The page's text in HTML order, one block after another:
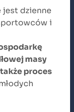
jest dzienne
i
masy
proces